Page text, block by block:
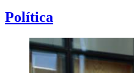
Política